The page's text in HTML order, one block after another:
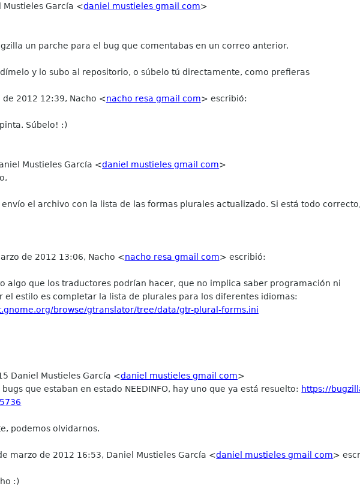
García <daniel mustieles gmail com>
un parche para el bug que comentabas en un correo anterior.
y lo subo al repositorio, o súbelo tú directamente, como prefieras
de 2012 12:39, Nacho <nacho resa gmail com> escribió:
Súbelo! :)
Mustieles García <daniel mustieles gmail com>
el archivo con la lista de las formas plurales actualizado. Si está todo
de 2012 13:06, Nacho <nacho resa gmail com> escribió:
algo que los traductores podrían hacer, que no implica saber programación ni
el estilo es completar la lista de plurales para los diferentes idiomas:
browse/gtranslator/tree/data/gtr-plural-forms.ini
Daniel Mustieles García <daniel mustieles gmail com>
bugs que estaban en estado NEEDINFO, hay uno que ya está resuelto: https://
podemos olvidarnos.
marzo de 2012 16:53, Daniel Mustieles García <daniel mustieles gmail com>
:)